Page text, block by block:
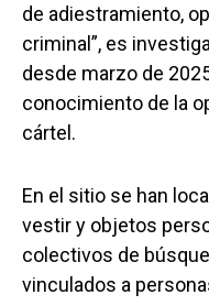
de adiestramiento,
criminal”, es
desde marzo de
conocimiento de la
cártel.
En el sitio se han
vestir y objetos
colectivos de
vinculados a